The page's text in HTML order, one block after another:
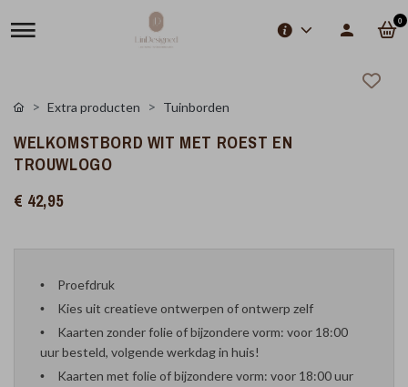
0
Extra producten Tuinborden
WELKOMSTBORD WIT MET ROEST EN
TROUWLOGO
€ 42,95
Proefdruk
Kies uit creatieve ontwerpen of ontwerp zelf
Kaarten zonder folie of bijzondere vorm: voor 18:00
uur besteld, volgende werkdag in huis!
Kaarten met folie of bijzondere vorm: voor 18:00 uur